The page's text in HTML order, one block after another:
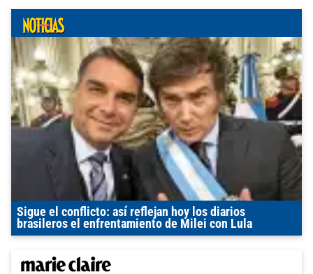
Sigue el conflicto: así reflejan hoy los diarios
brasileros el enfrentamiento de Milei con Lula